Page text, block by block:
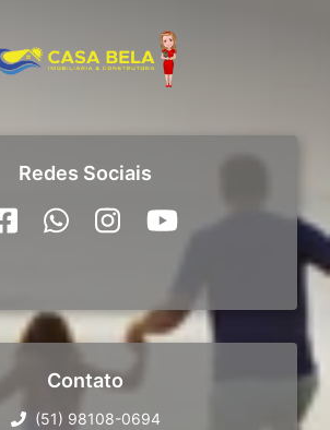
Redes Sociais
Contato
(51) 98108-0694